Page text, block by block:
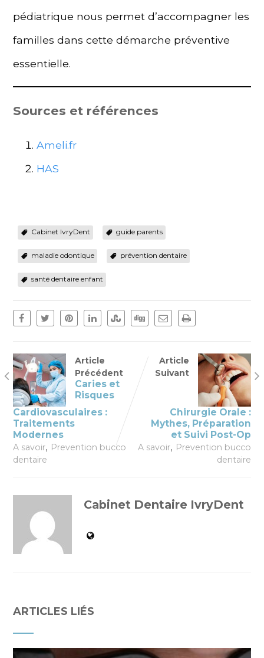
pédiatrique nous permet d’accompagner les
familles dans cette démarche préventive
essentielle.
Sources et références
Ameli.fr
HAS
Cabinet IvryDent guide parents
maladie odontique prévention dentaire
santé dentaire enfant
Article
Précédent
Caries et
Risques
Cardiovasculaires :
Traitements
Modernes
A savoir, Prevention bucco
dentaire
Article
Suivant
Chirurgie Orale :
Mythes, Préparation
et Suivi Post-Op
A savoir, Prevention bucco
dentaire
Cabinet Dentaire IvryDent
ARTICLES LIÉS